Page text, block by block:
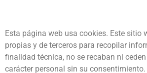
Esta página web usa cookies. Este sitio
propias y de terceros para recopilar
finalidad técnica, no se recaban ni
carácter personal sin su